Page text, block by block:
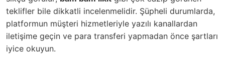
teklifler bile dikkatli incelenmelidir. Şüpheli durumlarda,
platformun müşteri hizmetleriyle yazılı kanallardan
iletişime geçin ve para transferi yapmadan önce şartları
iyice okuyun.